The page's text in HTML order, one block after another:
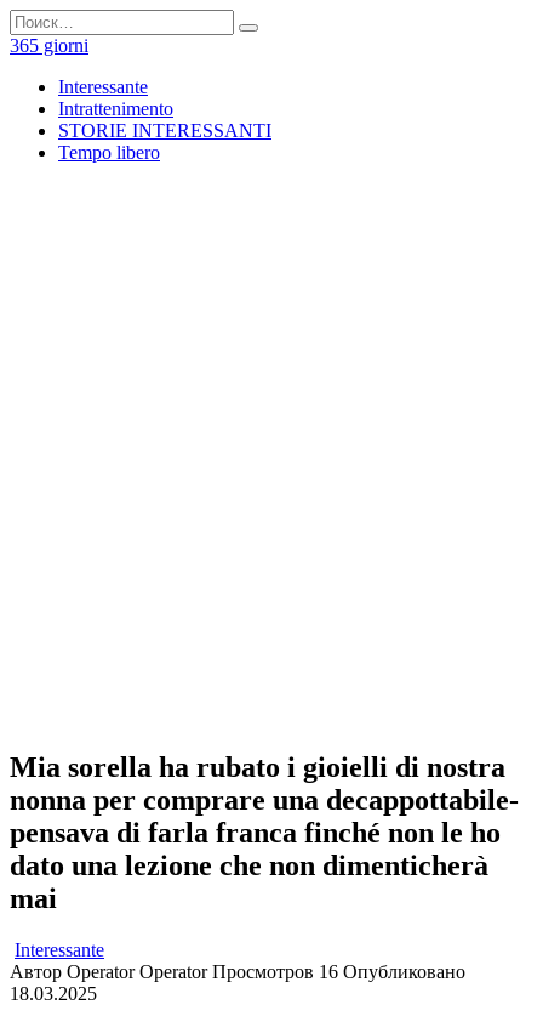
Перейти
к
содержанию
Search
for:
365 giorni
Interessante
Intrattenimento
STORIE INTERESSANTI
Tempo libero
Mia sorella ha rubato i gioielli di nostra
nonna per comprare una decappottabile-
pensava di farla franca finché non le ho
dato una lezione che non dimenticherà
mai
Interessante
Автор Operator Operator Просмотров 16 Опубликовано
18.03.2025